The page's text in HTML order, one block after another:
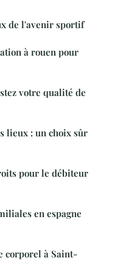
de l'avenir sportif
à rouen pour
votre qualité de
lieux : un choix sûr
pour le débiteur
en espagne
corporel à Saint-